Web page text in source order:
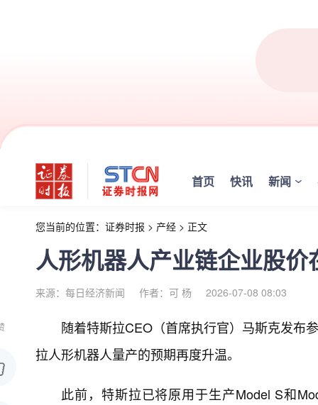
首页 快讯 新闻
您当前的位置： 证券时报 > 产经 > 正文
人形机器人产业链企业股
来源：每日经济新闻 作者：可 杨 2026-07-08 08:03
随着特斯拉CEO（首席执行官）马斯克发布
拉人形机器人量产的预期再度升温。
此前，特斯拉已将原用于生产Model S和